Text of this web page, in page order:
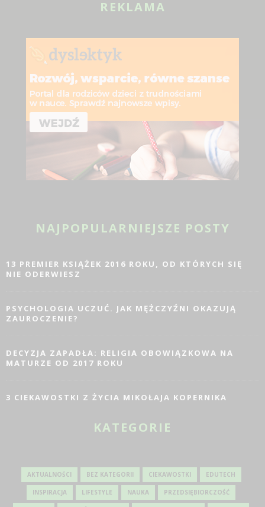
REKLAMA
NAJPOPULARNIEJSZE POSTY
13 PREMIER KSIĄŻEK 2016 ROKU, OD KTÓRYCH SIĘ
NIE ODERWIESZ
PSYCHOLOGIA UCZUĆ. JAK MĘŻCZYŹNI OKAZUJĄ
ZAUROCZENIE?
DECYZJA ZAPADŁA: RELIGIA OBOWIĄZKOWA NA
MATURZE OD 2017 ROKU
3 CIEKAWOSTKI Z ŻYCIA MIKOŁAJA KOPERNIKA
KATEGORIE
AKTUALNOŚCI BEZ KATEGORII CIEKAWOSTKI EDUTECH
INSPIRACJA LIFESTYLE NAUKA PRZEDSIĘBIORCZOŚĆ